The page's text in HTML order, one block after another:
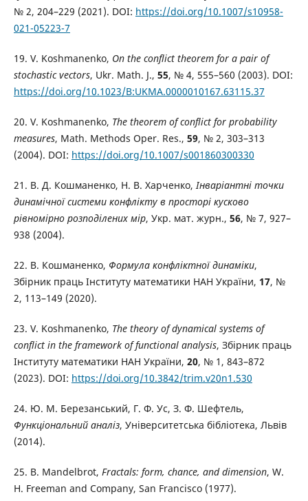
№ 2, 204–229 (2021). DOI: https://doi.org/10.1007/s10958-
021-05223-7
19. V. Koshmanenko, On the conflict theorem for a pair of
stochastic vectors, Ukr. Math. J., 55, № 4, 555–560 (2003). DOI:
https://doi.org/10.1023/B:UKMA.0000010167.63115.37
20. V. Koshmanenko, The theorem of conflict for probability
measures, Math. Methods Oper. Res., 59, № 2, 303–313
(2004). DOI: https://doi.org/10.1007/s001860300330
21. В. Д. Кошманенко, Н. В. Харченко,Інваріантні точки
динамічної системи конфлікту в просторі кусково
рівномірно розподілених мір, Укр. мат. журн., 56, № 7, 927–
938 (2004).
22. В. Кошманенко, Формула конфліктної динаміки,
Збірник праць Інституту математики НАН України, 17, №
2, 113–149 (2020).
23. V. Koshmanenko, The theory of dynamical systems of
conflict in the framework of functional analysis, Збірник праць
Інституту математики НАН України, 20, № 1, 843–872
(2023). DOI: https://doi.org/10.3842/trim.v20n1.530
24. Ю. М. Березанський, Г. Ф. Ус, З. Ф. Шефтель,
Функціональний аналіз, Університетська бібліотека, Львів
(2014).
25. B. Mandelbrot, Fractals: form, chance, and dimension, W.
H. Freeman and Company, San Francisco (1977).